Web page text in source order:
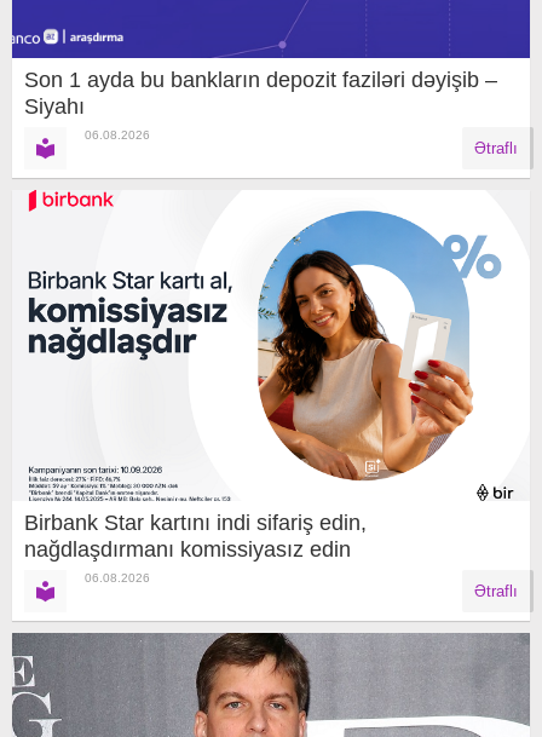
Son 1 ayda bu bankların depozit faziləri dəyişib –
Siyahı
06.08.2026
Ətraflı
Birbank Star kartını indi sifariş edin,
nağdlaşdırmanı komissiyasız edin
06.08.2026
Ətraflı